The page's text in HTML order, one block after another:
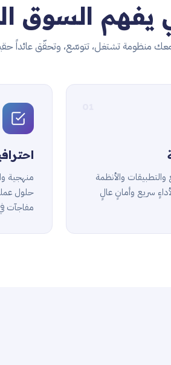
يفهم السوق
معك منظومة تشتغل، تتوسّع، وتحقّق عائداً
والأنظمة
سريع وأمانٍ عالٍ
منهجية
حلول
مفاجآت